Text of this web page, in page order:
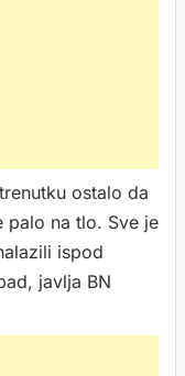
ostalo da
palo na tlo. Sve je
ispod
javlja BN